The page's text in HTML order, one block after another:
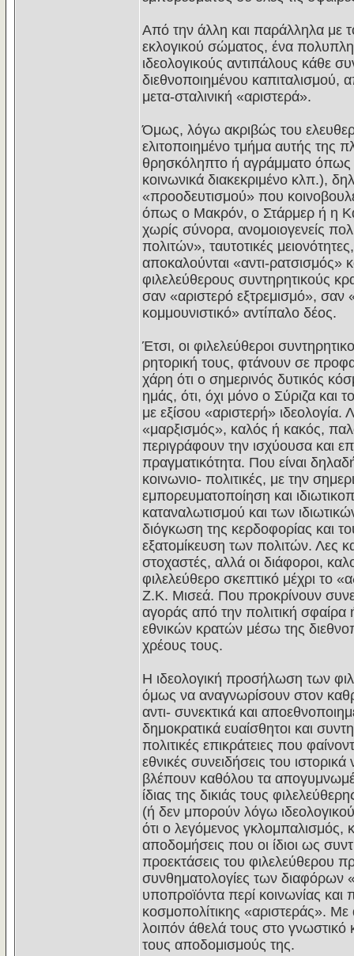
Από την άλλη και παράλληλα με
εκλογικού σώματος, ένα
ιδεολογικούς αντιπάλους κάθε
διεθνοποιημένου καπιταλισμού,
μετα-σταλινική «αριστερά».
Όμως, λόγω ακριβώς του
ελιτοποιημένο τμήμα αυτής της
θρησκόληπτο ή αγράμματο
κοινωνικά διακεκριμένο κλπ.),
«προοδευτισμού» που
όπως ο Μακρόν, ο Στάρμερ ή η
χωρίς σύνορα, ανομοιογενείς
πολιτών», ταυτοτικές
αποκαλούνται «αντι-ρατσισμός»
φιλελεύθερους συντηρητικούς
σαν «αριστερό εξτρεμισμό», σαν
κομμουνιστικό» αντίπαλο δέος.
Έτσι, οι φιλελεύθεροι
ρητορική τους, φτάνουν σε
χάρη ότι ο σημερινός δυτικός
ημάς, ότι, όχι μόνο ο Σύριζα και
με εξίσου «αριστερή» ιδεολογία.
«μαρξισμός», καλός ή κακός,
περιγράφουν την ισχύουσα και
πραγματικότητα. Που είναι
κοινωνιο- πολιτικές, με την
εμπορευματοποίηση και
καταναλωτισμού και των
διόγκωση της κερδοφορίας και
εξατομίκευση των πολιτών. Λες
στοχαστές, αλλά οι διάφοροι,
φιλελεύθερο σκεπτικό μέχρι το
Ζ.Κ. Μισεά. Που προκρίνουν
αγοράς από την πολιτική σφαίρα
εθνικών κρατών μέσω της
χρέους τους.
Η ιδεολογική προσήλωση των
όμως να αναγνωρίσουν στον
αντι- συνεκτικά και
δημοκρατικά ευαίσθητοι και
πολιτικές επικράτειες που
εθνικές συνειδήσεις του
βλέπουν καθόλου τα
ίδιας της δικιάς τους
(ή δεν μπορούν λόγω
ότι ο λεγόμενος γκλομπαλισμός,
αποδομήσεις που οι ίδιοι ως
προεκτάσεις του φιλελεύθερου
συνθηματολογίες των διαφόρων
υποπροϊόντα περί κοινωνίας και
κοσμοπολίτικης «αριστεράς».
λοιπόν άθελά τους στο γνωστικό
τους αποδομισμούς της.